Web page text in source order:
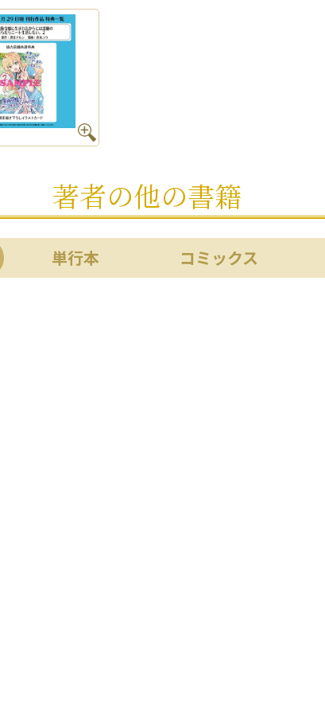
著者の他の書籍
単行本 コミックス